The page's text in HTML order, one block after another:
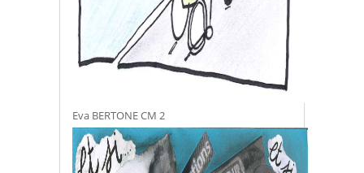
Eva BERTONE CM 2